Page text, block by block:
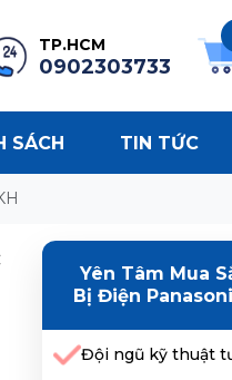
TP.HCM
0902303733
SÁCH TIN TỨC
Yên Tâm Mua
Bị Điện
Đội ngũ kỹ thuật